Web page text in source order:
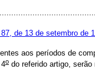
87, de 13 de setembro de
aos períodos de
o do referido artigo,